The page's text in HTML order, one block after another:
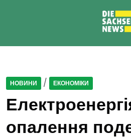
НОВИНИ / ЕКОНОМІКИ
опалення